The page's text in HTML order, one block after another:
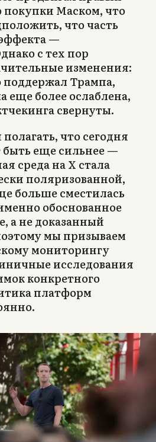
покупки Маском, что
что часть
—
с тех пор
изменения:
Трампа,
еще более ослаб­лена,
свернуты.
что сегодня
еще сильнее —
среда на X стала
поляризованной,
больше сместилась
обоснованное
а не доказанный
мы призываем
мониторингу
исследования
конкретного
платформ